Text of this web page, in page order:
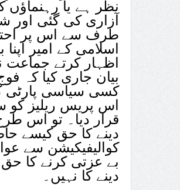
نظر ہے یا رہنماؤں
آزاری کی گئی
طرف سے اس پر
اسلامی کے امیر
اظہار کرتے جماعت
بیان جاری کیا کہ
کسی سیاسی پارٹی
اس پریس ریلیز
قرار دیا۔ تو اس
دینے کا حق کیسے
کوالیفیکیشن سے
بے عزتی کرنے کا
دینے کا نہیں۔